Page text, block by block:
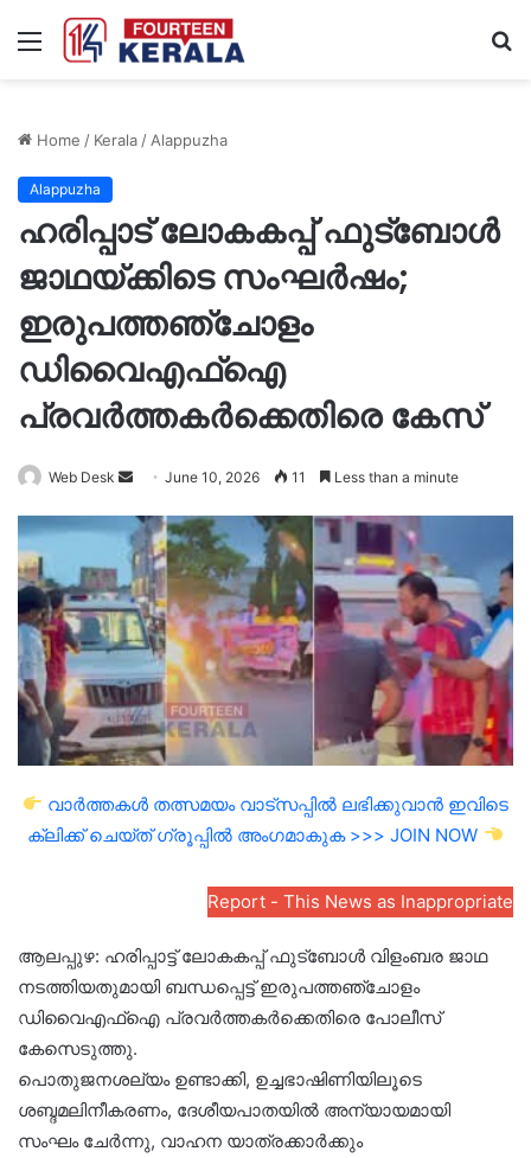
Menu
Home / Kerala/Alappuzha
Alappuzha
ഹരിപ്പാട് ലോകകപ്പ് ഫുട്ബോൾ
ജാഥയ്ക്കിടെ സംഘർഷം;
ഇരുപത്തഞ്ചോളം
ഡിവൈഎഫ്ഐ
പ്രവർത്തകർക്കെതിരെ കേസ്
Web Desk
Send
email
June 10, 2026 11 Less than a minute
വാർത്തകൾ തത്സമയം വാട്സപ്പിൽ ലഭിക്കുവാൻ ഇവിടെ
ക്ലിക്ക് ചെയ്ത് ഗ്രൂപ്പിൽ അംഗമാകുക >>> JOIN NOW
Report - This News as Inappropriate
ആലപ്പുഴ: ഹരിപ്പാട്ട് ലോകകപ്പ് ഫുട്ബോൾ വിളംബര ജാഥ
നടത്തിയതുമായി ബന്ധപ്പെട്ട് ഇരുപത്തഞ്ചോളം
ഡിവൈഎഫ്ഐ പ്രവർത്തകർക്കെതിരെ പോലീസ്
കേസെടുത്തു.
പൊതുജനശല്യം ഉണ്ടാക്കി, ഉച്ചഭാഷിണിയിലൂടെ
ശബ്ദമലിനീകരണം, ദേശീയപാതയിൽ അന്യായമായി
സംഘം ചേർന്നു, വാഹന യാത്രക്കാർക്കും